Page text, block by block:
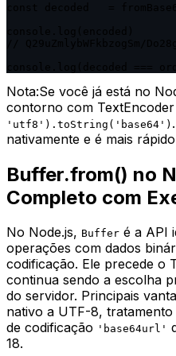
// Q29uZmlybWFkbzogSm/
Nota:Se você já está no
contorno com
'utf8').toString('base64')
nativamente e é mais
Buffer.from() no
Completo com
No Node.js, Buffer é a API
operações com dados
codificação. Ele precede o
continua sendo a escolha
do servidor. Principais
nativo a UTF-8,
de codificação 'base64url'
18.